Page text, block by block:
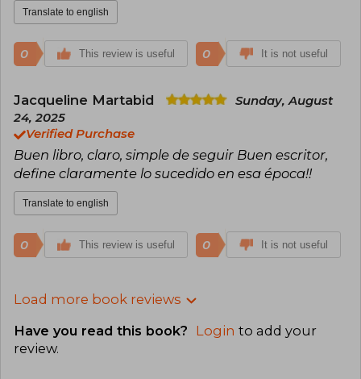
Translate to english
0 This review is useful 0 It is not useful
Jacqueline Martabid
Sunday, August
24, 2025
Verified Purchase
Buen libro, claro, simple de seguir Buen escritor,
define claramente lo sucedido en esa época!!
Translate to english
0 This review is useful 0 It is not useful
Load more book reviews
Have you read this book? Login to add your
review.